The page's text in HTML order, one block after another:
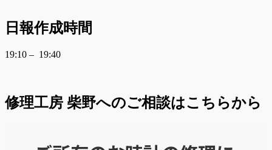
日報作成時間
19:10 – 19:40
修理工房 柴野へのご相談はこちらから